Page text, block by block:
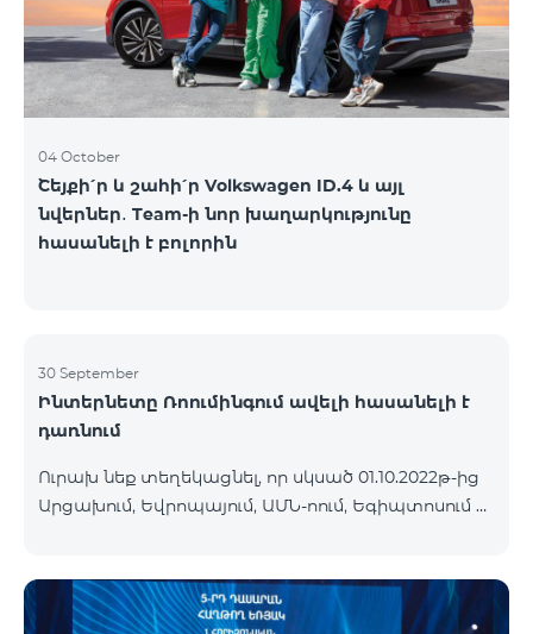
04 October
Շեյքի՛ր և շահի՛ր Volkswagen ID.4 և այլ
նվերներ․ Team-ի նոր խաղարկությունը
հասանելի է բոլորին
30 September
Ինտերնետը Ռոումինգում ավելի հասանելի է
դառնում
Ուրախ նեք տեղեկացնել, որ սկսած 01.10.2022թ-ից
Արցախում, Եվրոպայում, ԱՄՆ-ոում, Եգիպտոսում և
ելքային զանգեր դեպի Հայաստան՝ 150 դրամ/
րոպե: Ելքային զանգեր տեղական՝ 500 դրամ/